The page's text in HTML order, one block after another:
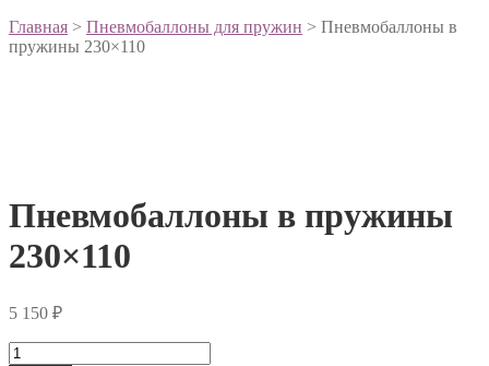
Главная > Пневмобаллоны для пружин > Пневмобаллоны в
пружины 230×110
Пневмобаллоны в пружины
230×110
5 150 ₽
Количество